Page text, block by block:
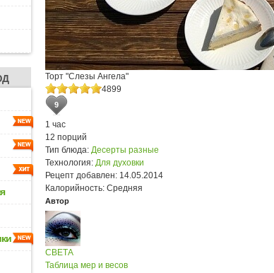
Торт "Слезы Ангела"
4899
9
1 час
12 порций
Тип блюда: Десерты разные
Технология: Для духовки
Рецепт добавлен: 14.05.2014
Калорийность: Средняя
Автор
СВЕТА
Таблица мер и весов